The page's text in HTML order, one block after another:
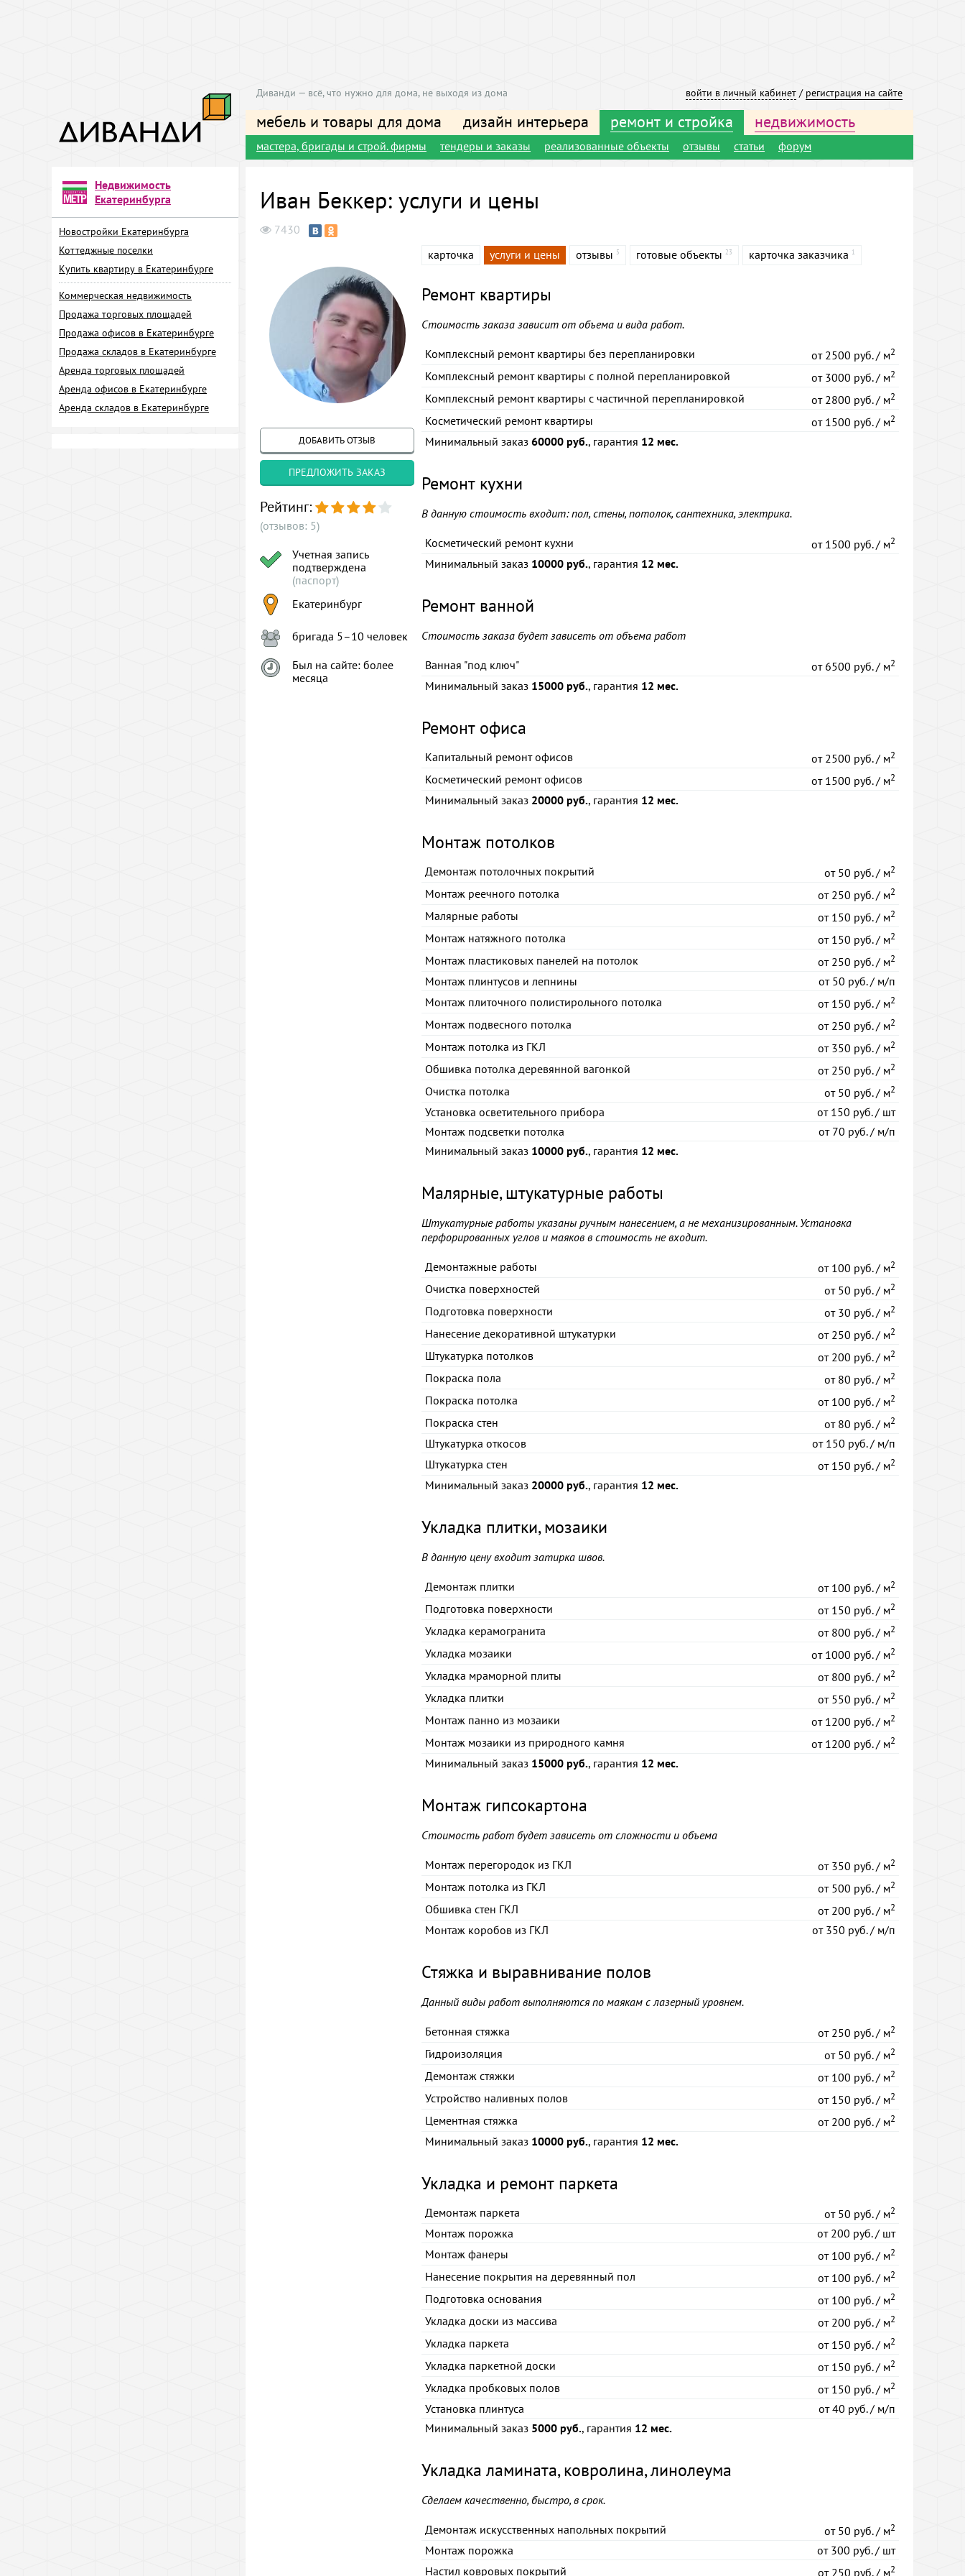
войти в личный кабинет / регистрация на сайте
Диванди — всё, что нужно для дома, не выходя из дома
мебель и товары для дома дизайн интерьера ремонт и стройка недвижимость
мастера, бригады и строй. фирмы тендеры и заказы реализованные объекты отзывы статьи форум
Недвижимость
Екатеринбурга
Новостройки Екатеринбурга
Коттеджные поселки
Купить квартиру в Екатеринбурге
Коммерческая недвижимость
Продажа торговых площадей
Продажа офисов в Екатеринбурге
Продажа складов в Екатеринбурге
Аренда торговых площадей
Аренда офисов в Екатеринбурге
Аренда складов в Екатеринбурге
Иван Беккер: услуги и цены
7430
ДОБАВИТЬ ОТЗЫВ
ПРЕДЛОЖИТЬ ЗАКАЗ
Рейтинг:
(отзывов: 5)
Учетная запись
подтверждена
(паспорт)
Екатеринбург
бригада 5–10 человек
Был на сайте: более
месяца
карточка услуги и цены отзывы 5 готовые объекты 23 карточка заказчика 1
Ремонт квартиры
Стоимость заказа зависит от объема и вида работ.
Комплексный ремонт квартиры без перепланировки от2500 руб. / м2
Комплексный ремонт квартиры с полной перепланировкой от3000 руб. / м2
Комплексный ремонт квартиры с частичной перепланировкой от2800 руб. / м2
Косметический ремонт квартиры от1500 руб. / м2
Минимальный заказ 60000 руб., гарантия 12 мес.
Ремонт кухни
В данную стоимость входит: пол, стены, потолок, сантехника, электрика.
Косметический ремонт кухни от1500 руб. / м2
Минимальный заказ 10000 руб., гарантия 12 мес.
Ремонт ванной
Стоимость заказа будет зависеть от объема работ
Ванная "под ключ" от6500 руб. / м2
Минимальный заказ 15000 руб., гарантия 12 мес.
Ремонт офиса
Капитальный ремонт офисов от2500 руб. / м2
Косметический ремонт офисов от1500 руб. / м2
Минимальный заказ 20000 руб., гарантия 12 мес.
Монтаж потолков
Демонтаж потолочных покрытий от50 руб. / м2
Монтаж реечного потолка от250 руб. / м2
Малярные работы от150 руб. / м2
Монтаж натяжного потолка от150 руб. / м2
Монтаж пластиковых панелей на потолок от250 руб. / м2
Монтаж плинтусов и лепнины от50 руб. / м/п
Монтаж плиточного полистирольного потолка
от150 руб. / м2
Монтаж подвесного потолка от250 руб. / м2
Монтаж потолка из ГКЛ от350 руб. / м2
Обшивка потолка деревянной вагонкой от250 руб. / м2
Очистка потолка от50 руб. / м2
Установка осветительного прибора от150 руб. / шт
Монтаж подсветки потолка
от70 руб. / м/п
Минимальный заказ 10000 руб., гарантия 12 мес.
Малярные, штукатурные работы
Штукатурные работы указаны ручным нанесением, а не механизированным. Установка
перфорированных углов и маяков в стоимость не входит.
Демонтажные работы от100 руб. / м2
Очистка поверхностей от50 руб. / м2
Подготовка поверхности от30 руб. / м2
Нанесение декоративной штукатурки от250 руб. / м2
Штукатурка потолков от200 руб. / м2
Покраска пола от80 руб. / м2
Покраска потолка от100 руб. / м2
Покраска стен от80 руб. / м2
Штукатурка откосов от150 руб. / м/п
Штукатурка стен
от150 руб. / м2
Минимальный заказ 20000 руб., гарантия 12 мес.
Укладка плитки, мозаики
В данную цену входит затирка швов.
Демонтаж плитки от100 руб. / м2
Подготовка поверхности от150 руб. / м2
Укладка керамогранита от800 руб. / м2
Укладка мозаики от1000 руб. / м2
Укладка мраморной плиты от800 руб. / м2
Укладка плитки от550 руб. / м2
Монтаж панно из мозаики от1200 руб. / м2
Монтаж мозаики из природного камня от1200 руб. / м2
Минимальный заказ 15000 руб., гарантия 12 мес.
Монтаж гипсокартона
Стоимость работ будет зависеть от сложности и объема
Монтаж перегородок из ГКЛ от350 руб. / м2
Монтаж потолка из ГКЛ от500 руб. / м2
Обшивка стен ГКЛ от200 руб. / м2
Монтаж коробов из ГКЛ от350 руб. / м/п
Стяжка и выравнивание полов
Данный виды работ выполняются по маякам с лазерный уровнем.
Бетонная стяжка от250 руб. / м2
Гидроизоляция от50 руб. / м2
Демонтаж стяжки от100 руб. / м2
Устройство наливных полов от150 руб. / м2
Цементная стяжка от200 руб. / м2
Минимальный заказ 10000 руб., гарантия 12 мес.
Укладка и ремонт паркета
Демонтаж паркета от50 руб. / м2
Монтаж порожка от200 руб. / шт
Монтаж фанеры
от100 руб. / м2
Нанесение покрытия на деревянный пол от100 руб. / м2
Подготовка основания от100 руб. / м2
Укладка доски из массива от200 руб. / м2
Укладка паркета от150 руб. / м2
Укладка паркетной доски от150 руб. / м2
Укладка пробковых полов от150 руб. / м2
Установка плинтуса от40 руб. / м/п
Минимальный заказ 5000 руб., гарантия 12 мес.
Укладка ламината, ковролина, линолеума
Сделаем качественно, быстро, в срок.
Демонтаж искусственных напольных покрытий от50 руб. / м2
Монтаж порожка от300 руб. / шт
Настил ковровых покрытий
от250 руб. / м2